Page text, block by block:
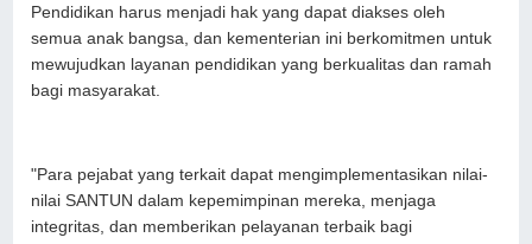
Pendidikan harus menjadi hak yang dapat diakses oleh
semua anak bangsa, dan kementerian ini berkomitmen untuk
mewujudkan layanan pendidikan yang berkualitas dan ramah
bagi masyarakat.
"Para pejabat yang terkait dapat mengimplementasikan nilai-
nilai SANTUN dalam kepemimpinan mereka, menjaga
integritas, dan memberikan pelayanan terbaik bagi